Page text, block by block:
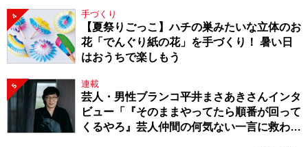
4 手づくり
【夏祭りごっこ】ハチの巣みたいな立体のお
花「でんぐり紙の花」を手づくり！ 暑い日
はおうちで楽しもう
5 連載
芸人・男性ブランコ平井まさあきさんインタ
ビュー「『そのままやってたら順番が回って
くるやろ』芸人仲間の何気ない一言に救われ